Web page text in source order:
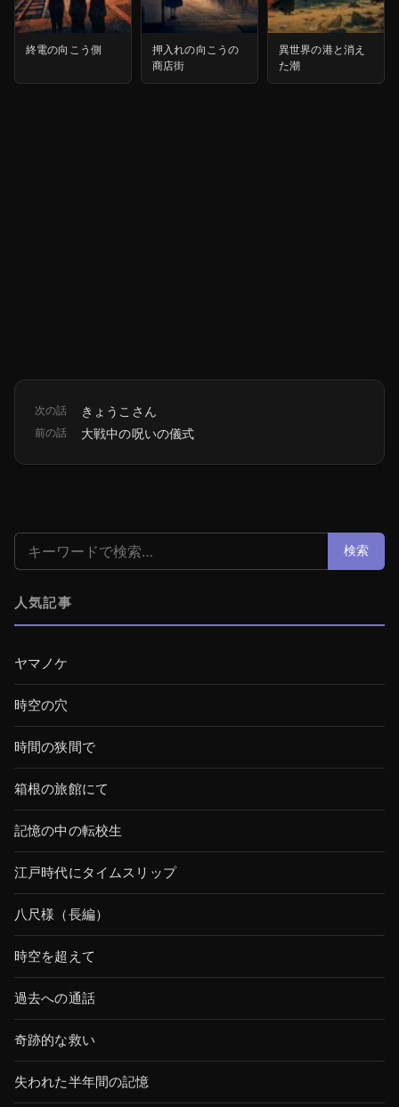
終電の向こう側
押入れの向こうの
商店街
異世界の港と消え
た潮
次の話 きょうこさん
前の話 大戦中の呪いの儀式
検索: 検索
人気記事
ヤマノケ
時空の穴
時間の狭間で
箱根の旅館にて
記憶の中の転校生
江戸時代にタイムスリップ
八尺様（長編）
時空を超えて
過去への通話
奇跡的な救い
失われた半年間の記憶